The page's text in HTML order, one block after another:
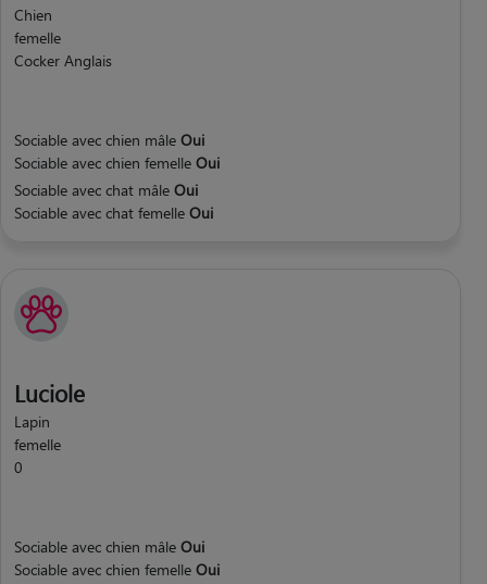
Chien
femelle
Cocker Anglais
Sociable avec chien mâle Oui
Sociable avec chien femelle Oui
Sociable avec chat mâle Oui
Sociable avec chat femelle Oui
Luciole
Lapin
femelle
0
Sociable avec chien mâle Oui
Sociable avec chien femelle Oui